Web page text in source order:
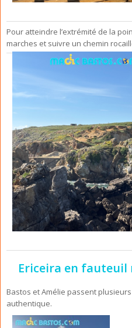
Pour atteindre l’extrémité de la
marches et suivre un chemin
Ericeira en
Bastos et Amélie passent
authentique.